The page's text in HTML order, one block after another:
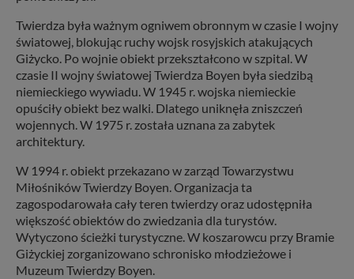
Twierdza była ważnym ogniwem obronnym w czasie I wojny
światowej, blokując ruchy wojsk rosyjskich atakujących
Giżycko. Po wojnie obiekt przekształcono w szpital. W
czasie II wojny światowej Twierdza Boyen była siedzibą
niemieckiego wywiadu. W 1945 r. wojska niemieckie
opuściły obiekt bez walki. Dlatego uniknęła zniszczeń
wojennych. W 1975 r. została uznana za zabytek
architektury.
W 1994 r. obiekt przekazano w zarząd Towarzystwu
Miłośników Twierdzy Boyen. Organizacja ta
zagospodarowała cały teren twierdzy oraz udostępniła
większość obiektów do zwiedzania dla turystów.
Wytyczono ścieżki turystyczne. W koszarowcu przy Bramie
Giżyckiej zorganizowano schronisko młodzieżowe i
Muzeum Twierdzy Boyen.